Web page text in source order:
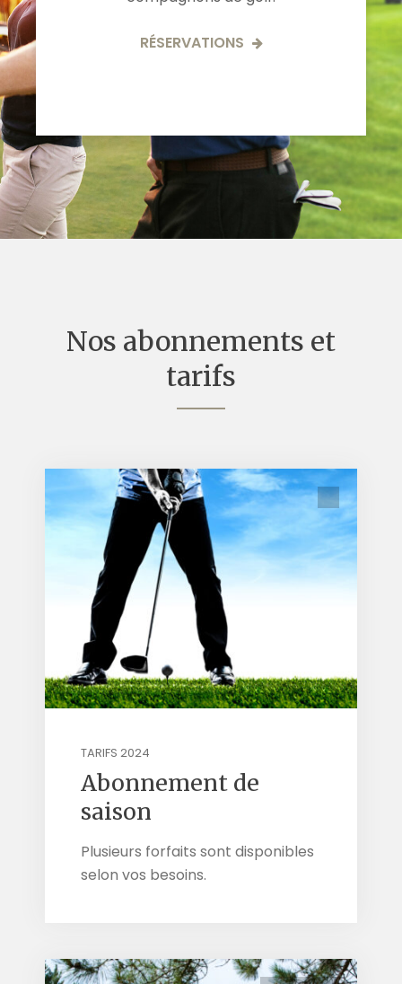
RÉSERVATIONS
Nos abonnements et
tarifs
TARIFS 2024
Abonnement de
saison
Plusieurs forfaits sont disponibles
selon vos besoins.